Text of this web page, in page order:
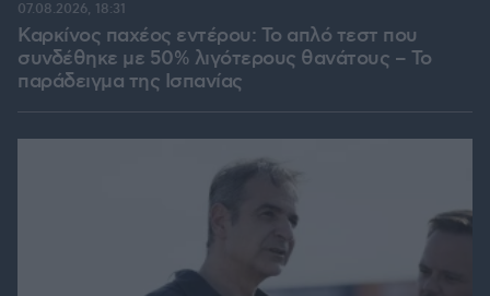
Καρκίνος παχέος εντέρου: Το απλό τεστ που
συνδέθηκε με 50% λιγότερους θανάτους – Το
παράδειγμα της Ισπανίας
07.08.2026, 18:31